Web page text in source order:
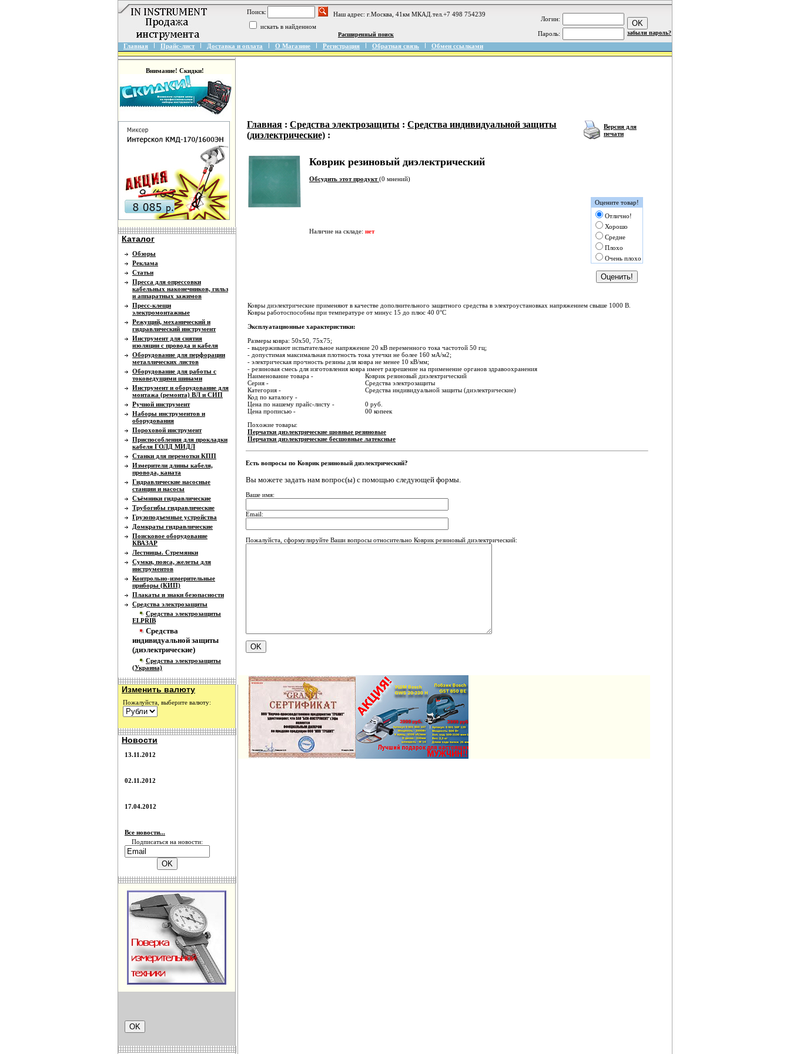
Поиск:
Наш адрес: г.Москва, 41км МКАД.тел.+7 498 754239
искать в найденном
Расширенный поиск
Логин:
Пароль: забыли пароль?
Главная Прайс-лист Доставка и оплата О Магазине Регистрация Обратная связь Обмен ссылками
Внимание! Скидки!
Каталог
Обзоры
Реклама
Статьи
Пресса для опрессовки
кабельных наконечников, гильз
и аппаратных зажимов
Пресс-клещи
электромонтажные
Режущий, механический и
гидравлический инструмент
Инструмент для снятия
изоляции с провода и кабеля
Оборудование для перфорации
металлических листов
Оборудование для работы с
токоведущими шинами
Инструмент и оборудование для
монтажа (ремонта) ВЛ и СИП
Ручной инструмент
Наборы инструментов и
оборудования
Пороховой инструмент
Приспособления для прокладки
кабеля ГОЛД МИДЛ
Станки для перемотки КПП
Измерители длины кабеля,
провода, каната
Гидравлические насосные
станции и насосы
Съёмники гидравлические
Трубогибы гидравлические
Грузоподъемные устройства
Домкраты гидравлические
Поисковое оборудование
КВАЗАР
Лестницы. Стремянки
Сумки, пояса, желеты для
инструментов
Контрольно-измерительные
приборы (КИП)
Плакаты и знаки безопасности
Средства электрозащиты
Средства электрозащиты
ELPRIB
Средства
индивидуальной защиты
(диэлектрические)
Средства электрозащиты
(Украина)
Изменить валюту
Пожалуйста, выберите валюту:
Новости
13.11.2012
02.11.2012
17.04.2012
Все новости...
Подписаться на новости:
Главная : Средства электрозащиты : Средства индивидуальной защиты
(диэлектрические) :
Версия для
печати
Коврик резиновый диэлектрический
Обсудить этот продукт(0 мнений)
Оцените товар!
Отлично!
Хорошо
Средне
Плохо
Очень плохо
Наличие на складе: нет
Ковры диэлектрические применяют в качестве дополнительного защитного средства в электроустановках напряжением свыше 1000 В.
Ковры работоспособны при температуре от минус 15 до плюс 40 0°С
Эксплуатационные характеристики:
Размеры ковра: 50х50, 75х75;
- выдерживают испытательное напряжение 20 кВ переменного тока частотой 50 гц;
- допустимая максимальная плотность тока утечки не более 160 мА/м2;
- электрическая прочность резины для ковра не менее 10 кВ/мм;
- резиновая смесь для изготовления ковра имеет разрешение на применение органов здравоохранения
Наименование товара -
Коврик резиновый диэлектрический
Серия -
Средства электрозащиты
Категория -
Средства индивидуальной защиты (диэлектрические)
Код по каталогу -
Цена по нашему прайс-листу -
0 руб.
Цена прописью -
00 копеек
Похожие товары:
Перчатки диэлектрические шовные резиновые
Перчатки диэлектрические бесшовные латексные
Есть вопросы по Коврик резиновый диэлектрический?
Вы можете задать нам вопрос(ы) с помощью следующей формы.
Ваше имя:
Email:
Пожалуйста, сформулируйте Ваши вопросы относительно Коврик резиновый диэлектрический: